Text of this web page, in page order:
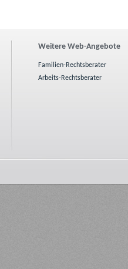
Weitere Web-Angebote
Familien-Rechtsberater
Arbeits-Rechtsberater